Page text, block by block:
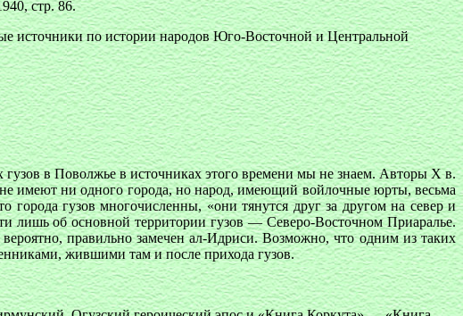
стр. 86.
источники по истории народов Юго-Восточной и Центральной
в Поволжье в источниках этого времени мы не знаем. Авторы Х в.
имеют ни одного города, но народ, имеющий войлочные юрты, весьма
гузов многочисленны, «они тянутся друг за другом на север и
лишь об основной территории гузов — Северо-Восточном Приаралье.
правильно замечен ал-Идриси. Возможно, что одним из таких
жившими там и после прихода гузов.